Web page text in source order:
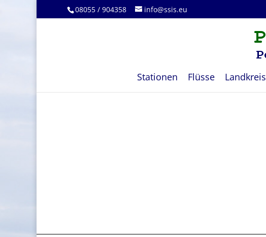
08055 / 904358 info@ssis.eu
Stationen Flüsse